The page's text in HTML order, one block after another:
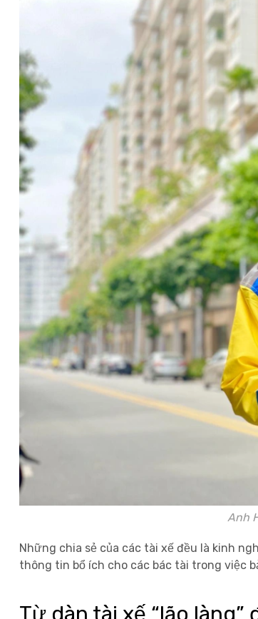
Anh Huy Tài là một trong
Những chia sẻ của các tài xế đều là kinh
thông tin bổ ích cho các bác tài trong việc
Từ dàn tài xế “lão